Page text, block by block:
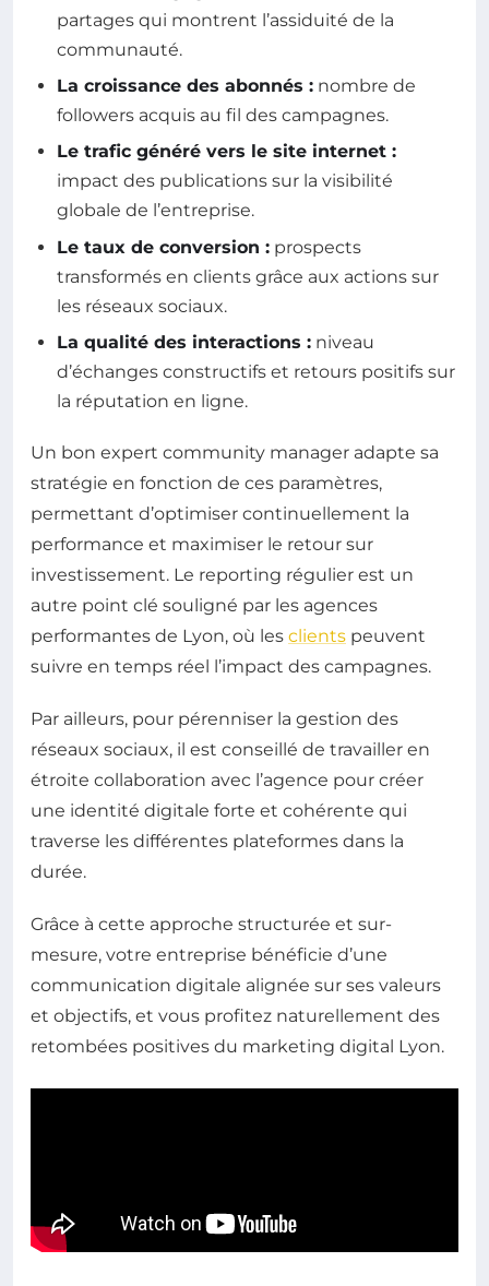
partages qui montrent l’assiduité de la
communauté.
La croissance des abonnés : nombre de
followers acquis au fil des campagnes.
Le trafic généré vers le site internet :
impact des publications sur la visibilité
globale de l’entreprise.
Le taux de conversion : prospects
transformés en clients grâce aux actions sur
les réseaux sociaux.
La qualité des interactions : niveau
d’échanges constructifs et retours positifs sur
la réputation en ligne.
Un bon expert community manager adapte sa
stratégie en fonction de ces paramètres,
permettant d’optimiser continuellement la
performance et maximiser le retour sur
investissement. Le reporting régulier est un
autre point clé souligné par les agences
performantes de Lyon, où les clients peuvent
suivre en temps réel l’impact des campagnes.
Par ailleurs, pour pérenniser la gestion des
réseaux sociaux, il est conseillé de travailler en
étroite collaboration avec l’agence pour créer
une identité digitale forte et cohérente qui
traverse les différentes plateformes dans la
durée.
Grâce à cette approche structurée et sur-
mesure, votre entreprise bénéficie d’une
communication digitale alignée sur ses valeurs
et objectifs, et vous profitez naturellement des
retombées positives du marketing digital Lyon.